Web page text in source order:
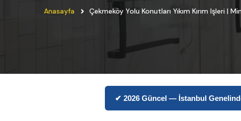
Anasayfa Çekmeköy Yolu Konutları Yıkım Kırım Işleri |
✔ 2026 Güncel — İstanbul Genelinde